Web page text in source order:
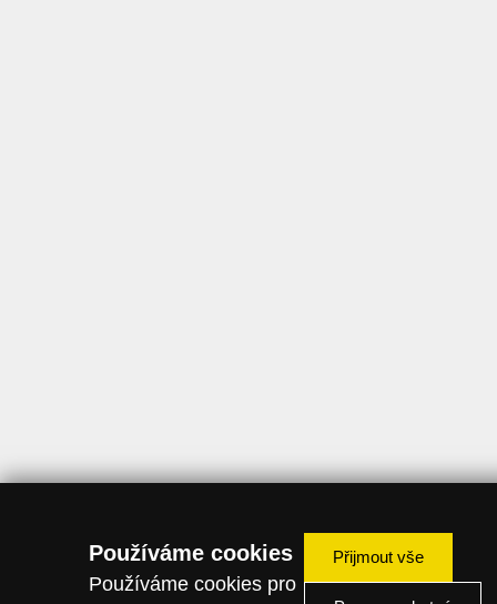
Používáme cookies
Používáme cookies pro
Přijmout vše